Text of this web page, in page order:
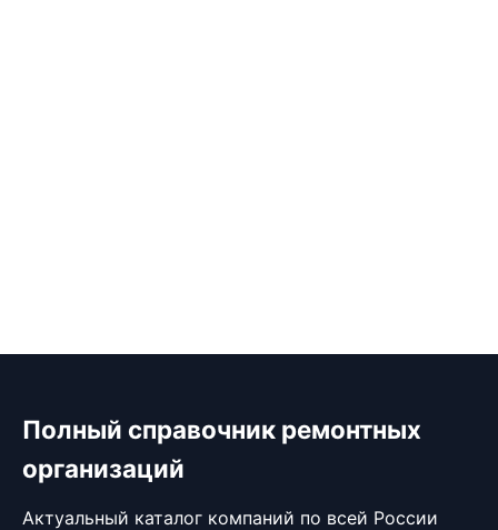
Полный справочник ремонтных
организаций
Актуальный каталог компаний по всей России